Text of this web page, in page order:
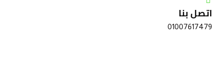
اتصل بنا
01007617479